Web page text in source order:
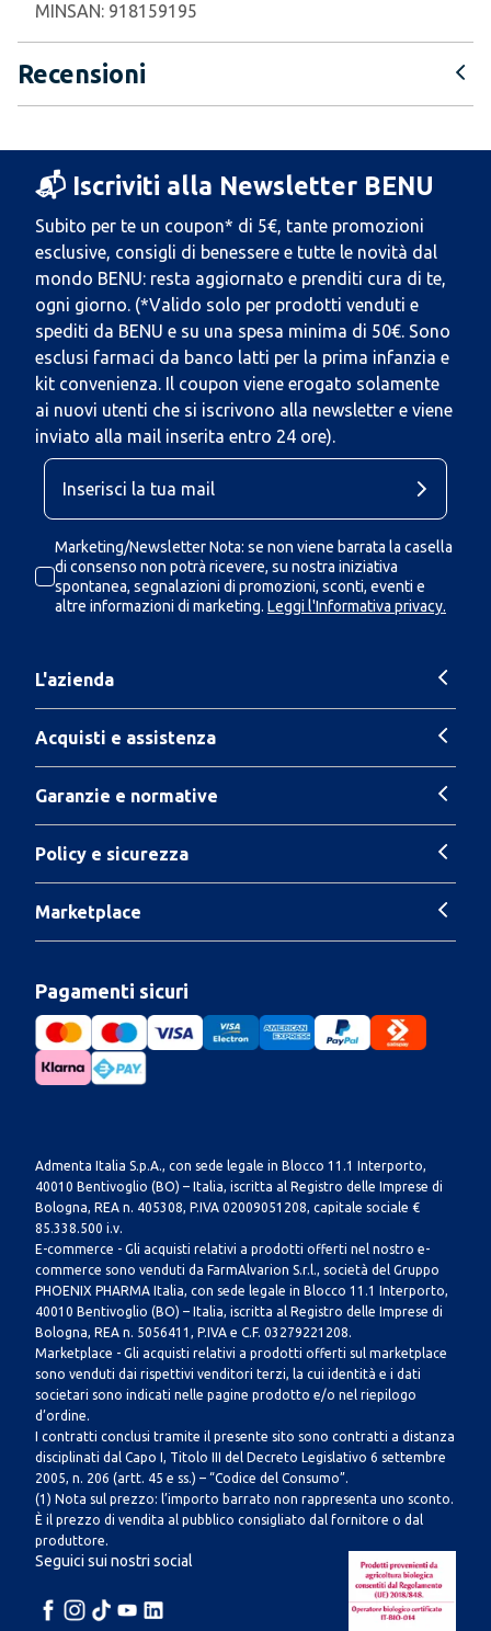
MINSAN: 918159195
Recensioni
📬 Iscriviti alla Newsletter BENU
Subito per te un coupon* di 5€, tante promozioni
esclusive, consigli di benessere e tutte le novità dal
mondo BENU: resta aggiornato e prenditi cura di te,
ogni giorno. (*Valido solo per prodotti venduti e
spediti da BENU e su una spesa minima di 50€. Sono
esclusi farmaci da banco latti per la prima infanzia e
kit convenienza. Il coupon viene erogato solamente
ai nuovi utenti che si iscrivono alla newsletter e viene
inviato alla mail inserita entro 24 ore).
Marketing/Newsletter Nota: se non viene barrata la casella
di consenso non potrà ricevere, su nostra iniziativa
spontanea, segnalazioni di promozioni, sconti, eventi e
altre informazioni di marketing. Leggi l'Informativa privacy.
L'azienda
Acquisti e assistenza
Garanzie e normative
Policy e sicurezza
Marketplace
Pagamenti sicuri
Admenta Italia S.p.A., con sede legale in Blocco 11.1 Interporto,
40010 Bentivoglio (BO) – Italia, iscritta al Registro delle Imprese di
Bologna, REA n. 405308, P.IVA 02009051208, capitale sociale €
85.338.500 i.v.
E-commerce - Gli acquisti relativi a prodotti offerti nel nostro e-
commerce sono venduti da FarmAlvarion S.r.l., società del Gruppo
PHOENIX PHARMA Italia, con sede legale in Blocco 11.1 Interporto,
40010 Bentivoglio (BO) – Italia, iscritta al Registro delle Imprese di
Bologna, REA n. 5056411, P.IVA e C.F. 03279221208.
Marketplace - Gli acquisti relativi a prodotti offerti sul marketplace
sono venduti dai rispettivi venditori terzi, la cui identità e i dati
societari sono indicati nelle pagine prodotto e/o nel riepilogo
d’ordine.
I contratti conclusi tramite il presente sito sono contratti a distanza
disciplinati dal Capo I, Titolo III del Decreto Legislativo 6 settembre
2005, n. 206 (artt. 45 e ss.) – “Codice del Consumo”.
(1) Nota sul prezzo: l’importo barrato non rappresenta uno sconto.
È il prezzo di vendita al pubblico consigliato dal fornitore o dal
produttore.
Seguici sui nostri social